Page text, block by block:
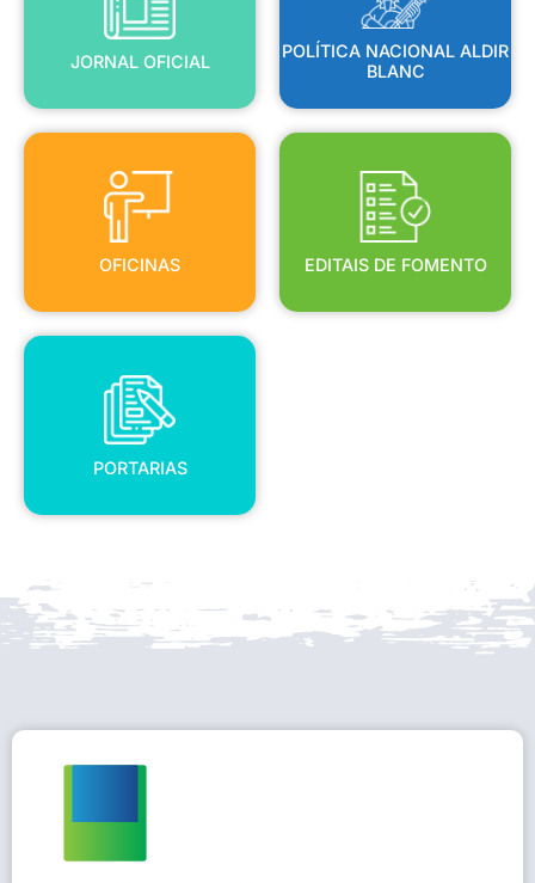
JORNAL OFICIAL
POLÍTICA NACIONAL ALDIR
BLANC
OFICINAS
OFICINAS
EDITAIS DE FOMENTO
EDITAIS DE FOMENTO
PORTARIAS
PORTARIAS